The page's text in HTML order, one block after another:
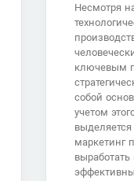
Несмотря
ключевым
собой
учетом
маркетинг